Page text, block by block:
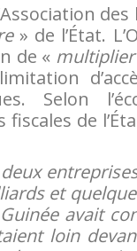
» de l’État.
de «
Selon
de
et
avait
loin